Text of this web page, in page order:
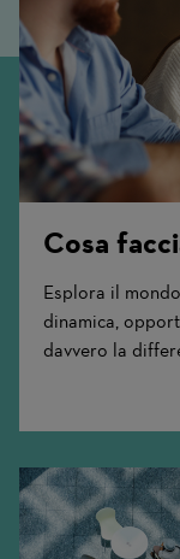
Cosa
Esplora il
dinamica,
davvero la